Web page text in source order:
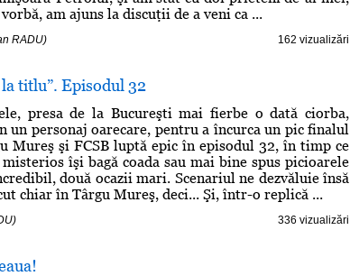
am ajuns la discuţii de a veni ca ...
RADU) 162 vizualizări
titlu”. Episodul 32
presa de la Bucureşti mai fierbe o dată ciorba,
un personaj oarecare, pentru a încurca un pic finalul
Mureş şi FCSB luptă epic în episodul 32, în timp ce
îşi bagă coada sau mai bine spus picioarele
două ocazii mari. Scenariul ne dezvăluie însă
chiar în Târgu Mureş, deci... Şi, într-o replică ...
336 vizualizări